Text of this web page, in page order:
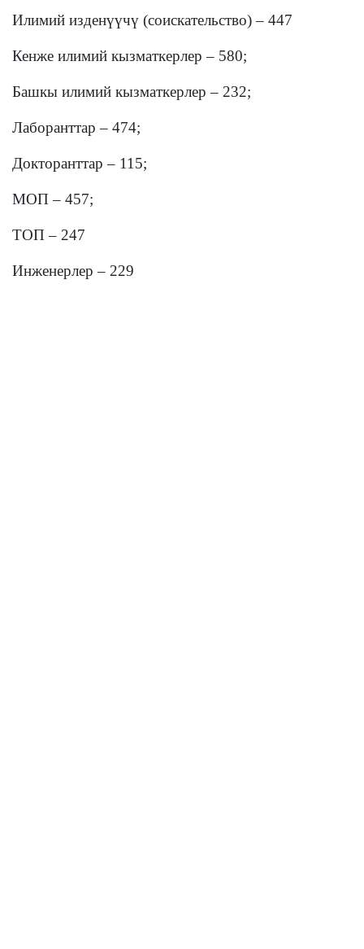
Илимий изденүүчү (соискательство) – 447
Кенже илимий кызматкерлер – 580;
Башкы илимий кызматкерлер – 232;
Лаборанттар – 474;
Докторанттар – 115;
МОП – 457;
ТОП – 247
Инженерлер – 229